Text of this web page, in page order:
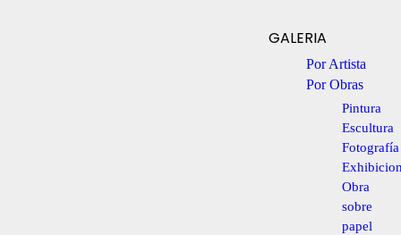
GALERIA
Por Artista
Por Obras
Pintura
Escultura
Fotografía
Obra
sobre
papel